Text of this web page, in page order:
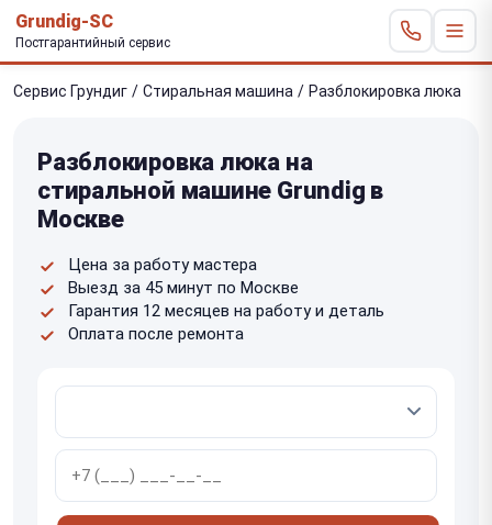
Grundig-SC
Постгарантийный сервис
Сервис Грундиг / Стиральная машина / Разблокировка люка
Разблокировка люка на
стиральной машине Grundig в
Москве
Цена за работу мастера
Выезд за 45 минут по Москве
Гарантия 12 месяцев на работу и деталь
Оплата после ремонта